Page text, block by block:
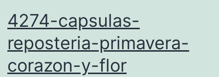
4274-capsulas-
reposteria-primavera-
corazon-y-flor